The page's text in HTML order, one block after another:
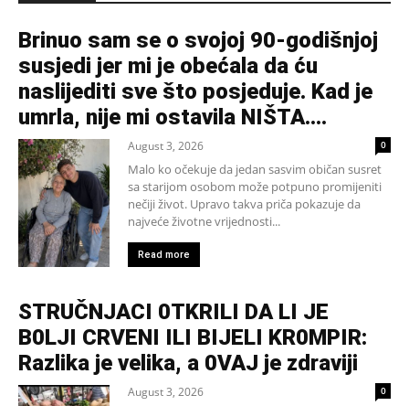
Brinuo sam se o svojoj 90-godišnjoj
susjedi jer mi je obećala da ću
naslijediti sve što posjeduje. Kad je
umrla, nije mi ostavila NIŠTA....
August 3, 2026 0
Malo ko očekuje da jedan sasvim običan susret
sa starijom osobom može potpuno promijeniti
nečiji život. Upravo takva priča pokazuje da
najveće životne vrijednosti...
Read more
STRUČNJACI 0TKRILI DA LI JE
B0LJI CRVENI ILI BIJELI KR0MPIR:
Razlika je velika, a 0VAJ je zdraviji
August 3, 2026 0